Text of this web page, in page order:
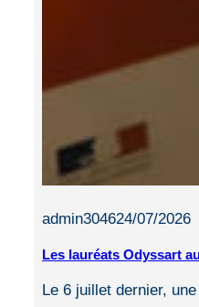
admin304624/07/2026
Les lauréats Odyssart
Le 6 juillet dernier,